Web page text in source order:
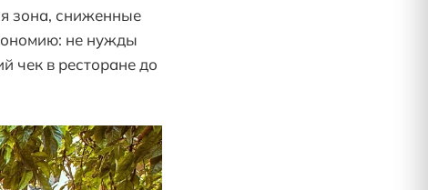
зона, сниженные
не нужды
чек в ресторане до